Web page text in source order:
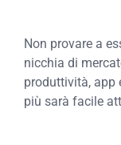
Non provare a
nicchia di
produttività, app
più sarà facile